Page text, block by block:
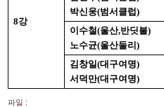
8강
박신웅(범서클럽 )
이수철(울산,반딧불)
노수균(울산둘리 )
김창일(대구여명)
서덕만(대구여명)
파일 :